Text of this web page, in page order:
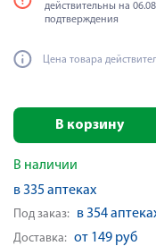
действительны на
подтверждения
Цена товара
В корзину
В наличии
в 335 аптеках
Под заказ: в 354
Доставка: от 149 руб